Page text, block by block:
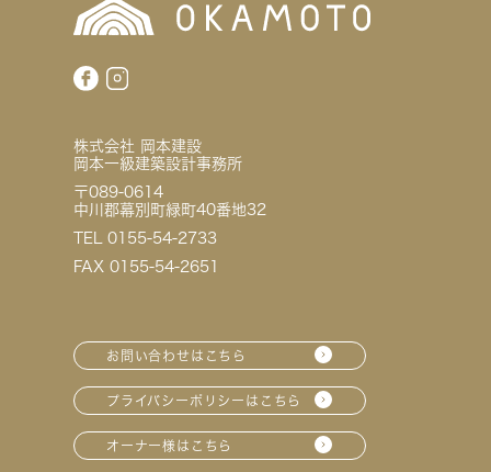
株式会社 岡本建設
岡本一級建築設計事務所
〒089-0614
中川郡幕別町緑町40番地32
TEL 0155-54-2733
FAX 0155-54-2651
お問い合わせはこちら
プライバシーポリシーはこちら
オーナー様はこちら